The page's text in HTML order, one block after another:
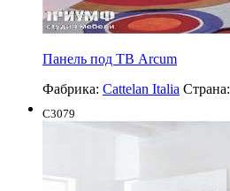
Панель под ТВ Arcum
Фабрика: Cattelan Italia Страна:
C3079